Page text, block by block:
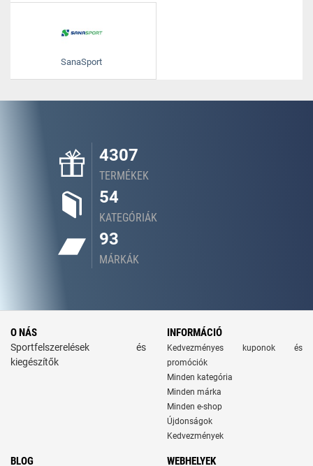
SanaSport
4307
TERMÉKEK
54
KATEGÓRIÁK
93
MÁRKÁK
O NÁS
Sportfelszerelések és
kiegészítők
INFORMÁCIÓ
Kedvezményes kuponok és
promóciók
Minden kategória
Minden márka
Minden e-shop
Újdonságok
Kedvezmények
BLOG WEBHELYEK